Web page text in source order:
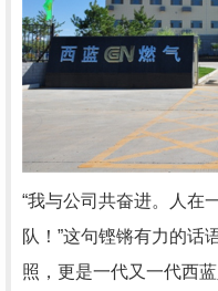
“我与公司共奋进。人在
队！”这句铿锵有力的话
照，更是一代又一代西